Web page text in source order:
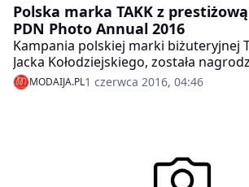
Polska marka TAKK z
PDN Photo Annual 2016
Kampania polskiej marki biżuteryjnej
Jacka Kołodziejskiego, została
najbardziej prestiżowym konkursie
świecie – PDN Photo Annual 2016.
MODAIJA.PL1 czerwca 2016, 04:46